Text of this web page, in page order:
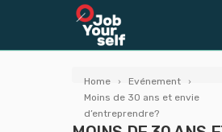
Home
Evénement
Moins de 30 ans et envie
d’entreprendre?